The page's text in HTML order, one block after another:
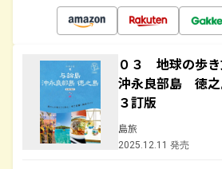
０３ 地球の歩
沖永良部島 徳
３訂版
島旅
2025.12.11 発売